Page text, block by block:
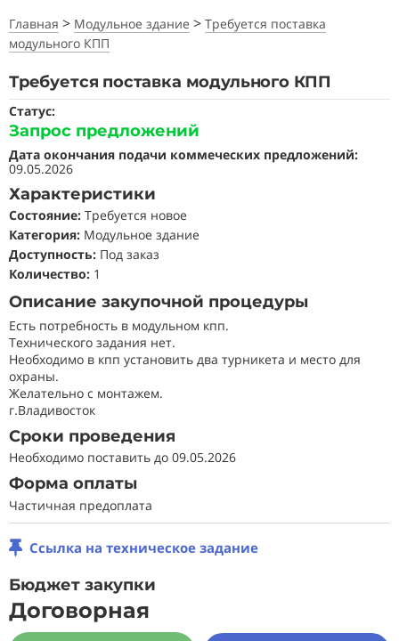
Главная > Модульное здание > Требуется поставка
модульного КПП
Требуется поставка модульного КПП
Статус:
Запрос предложений
Дата окончания подачи коммеческих предложений:
09.05.2026
Характеристики
Состояние: Требуется новое
Категория: Модульное здание
Доступность: Под заказ
Количество: 1
Описание закупочной процедуры
Есть потребность в модульном кпп.
Технического задания нет.
Необходимо в кпп установить два турникета и место для
охраны.
Желательно с монтажем.
г.Владивосток
Сроки проведения
Необходимо поставить до 09.05.2026
Форма оплаты
Частичная предоплата
Ссылка на техническое задание
Бюджет закупки
Договорная